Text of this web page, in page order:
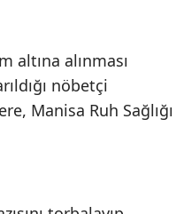
altına alınması
nöbetçi
Manisa Ruh Sağlığı